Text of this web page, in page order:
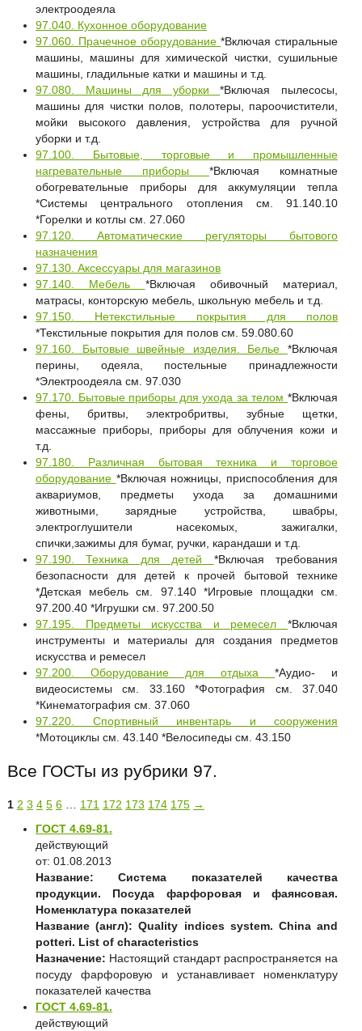
электроодеяла
97.040. Кухонное оборудование
97.060. Прачечное оборудование *Включая стиральные
машины, машины для химической чистки, сушильные
машины, гладильные катки и машины и т.д.
97.080. Машины для уборки*Включая пылесосы,
машины для чистки полов, полотеры, пароочистители,
мойки высокого давления, устройства для ручной
уборки и т.д.
97.100. Бытовые, торговые и промышленные
нагревательные приборы *Включая комнатные
обогревательные приборы для аккумуляции тепла
*Системы центрального отопления см. 91.140.10
*Горелки и котлы см. 27.060
97.120. Автоматические регуляторы бытового
назначения
97.130. Аксессуары для магазинов
97.140. Мебель *Включая обивочный материал,
матрасы, конторскую мебель, школьную мебель и т.д.
97.150. Нетекстильные покрытия для полов
*Текстильные покрытия для полов см. 59.080.60
97.160. Бытовые швейные изделия. Белье *Включая
перины, одеяла, постельные принадлежности
*Электроодеяла см. 97.030
97.170. Бытовые приборы для ухода за телом *Включая
фены, бритвы, электробритвы, зубные щетки,
массажные приборы, приборы для облучения кожи и
т.д.
97.180. Различная бытовая техника и торговое
оборудование *Включая ножницы, приспособления для
аквариумов, предметы ухода за домашними
животными, зарядные устройства, швабры,
электроглушители насекомых, зажигалки,
спички,зажимы для бумаг, ручки, карандаши и т.д.
97.190. Техника для детей *Включая требования
безопасности для детей к прочей бытовой технике
*Детская мебель см. 97.140 *Игровые площадки см.
97.200.40 *Игрушки см. 97.200.50
97.195. Предметы искусства и ремесел *Включая
инструменты и материалы для создания предметов
искусства и ремесел
97.200. Оборудование для отдыха *Аудио- и
видеосистемы см. 33.160 *Фотография см. 37.040
*Кинематография см. 37.060
97.220. Спортивный инвентарь и сооружения
*Мотоциклы см. 43.140 *Велосипеды см. 43.150
Все ГОСТы из рубрики 97.
1 2 3 4 5 6 171 172 173 174 175 →
ГОСТ 4.69-81.
действующий
от: 01.08.2013
Название:
Система показателей качества
продукции. Посуда фарфоровая и фаянсовая.
Номенклатура показателей
Название (англ): Quality indices system. China and
potteri. List of characteristics
Назначение: Настоящий стандарт распространяется на
посуду фарфоровую и устанавливает номенклатуру
показателей качества
ГОСТ 4.69-81.
действующий